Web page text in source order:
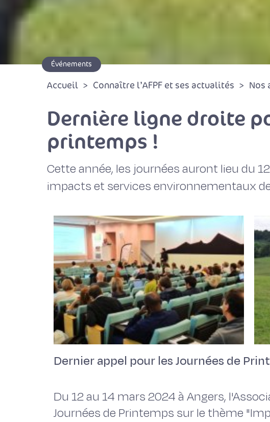
Événements
Accueil Connaître l’AFPF et ses actualités Nos
Dernière ligne droite
printemps !
Cette année, les journées auront lieu du
impacts et services environnementaux
Dernier appel pour les Journées de
Du 12 au 14 mars 2024 à Angers,
Journées de Printemps sur le thème